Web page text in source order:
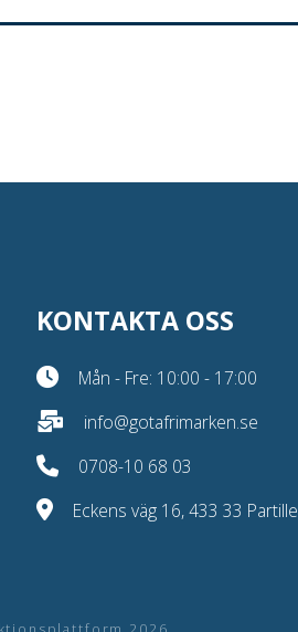
KONTAKTA OSS
Mån - Fre: 10:00 - 17:00
info@gotafrimarken.se
0708-10 68 03
Eckens väg 16, 433 33 Partille